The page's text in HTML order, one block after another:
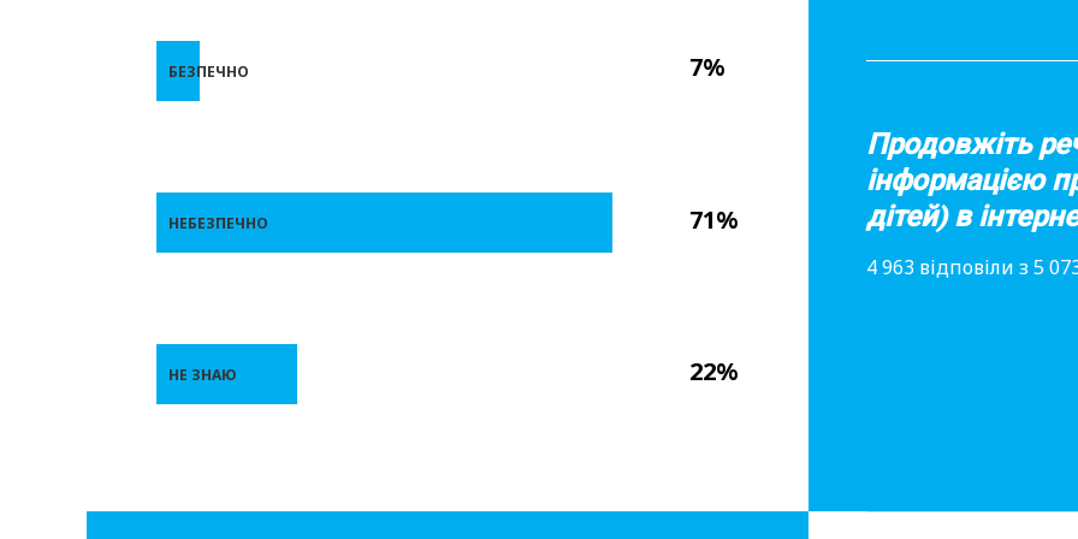
Продовжіть
інформацією
дітей) в
4 963 відповіли з 5
7%
71%
22%
БЕЗПЕЧНО
НЕБЕЗПЕЧНО
НЕ ЗНАЮ